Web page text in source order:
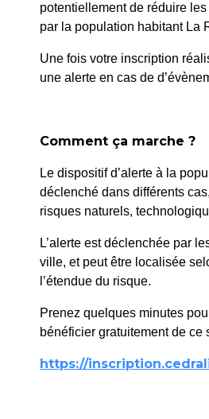
“Au-delà de
l’éphémère”
Emile GHIGO
Décor pour le
cinéma (le vrai du
faux).
De l’illusion du
réalité virtuelle.
20 juin → 31 octobre
potentiellement de réduire
par la population habitant La
Une fois votre inscription
une alerte en cas de
Comment ça marche ?
Le dispositif d’alerte à la
déclenché dans différents
risques naturels,
L’alerte est déclenchée par
ville, et peut être localisée
l’étendue du risque.
Prenez quelques minutes
bénéficier gratuitement de ce
https://